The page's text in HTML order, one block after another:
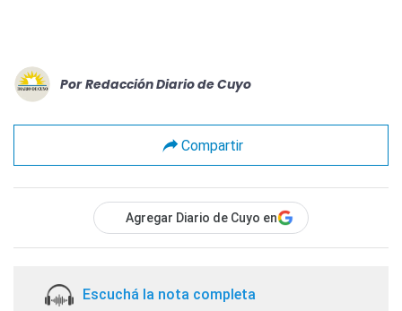
Por Redacción Diario de Cuyo
Compartir
Agregar Diario de Cuyo en
Escuchá la nota completa